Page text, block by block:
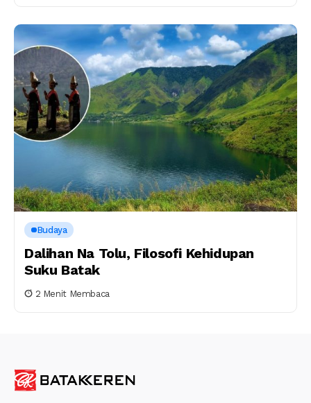
Budaya
Dalihan Na Tolu, Filosofi Kehidupan
Suku Batak
2 Menit Membaca